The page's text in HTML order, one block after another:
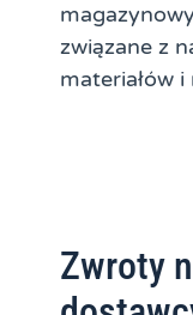
związane z
materiałów i
Zwroty